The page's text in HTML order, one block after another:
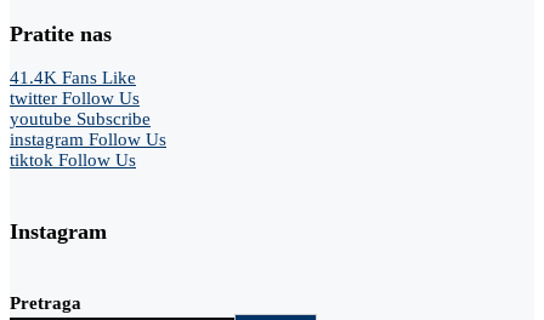
Pratite nas
41.4K Fans Like
twitter Follow Us
youtube Subscribe
instagram Follow Us
tiktok Follow Us
Instagram
Pretraga